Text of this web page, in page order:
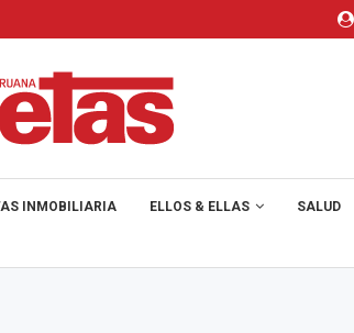
INMOBILIARIA ELLOS & ELLAS SALUD